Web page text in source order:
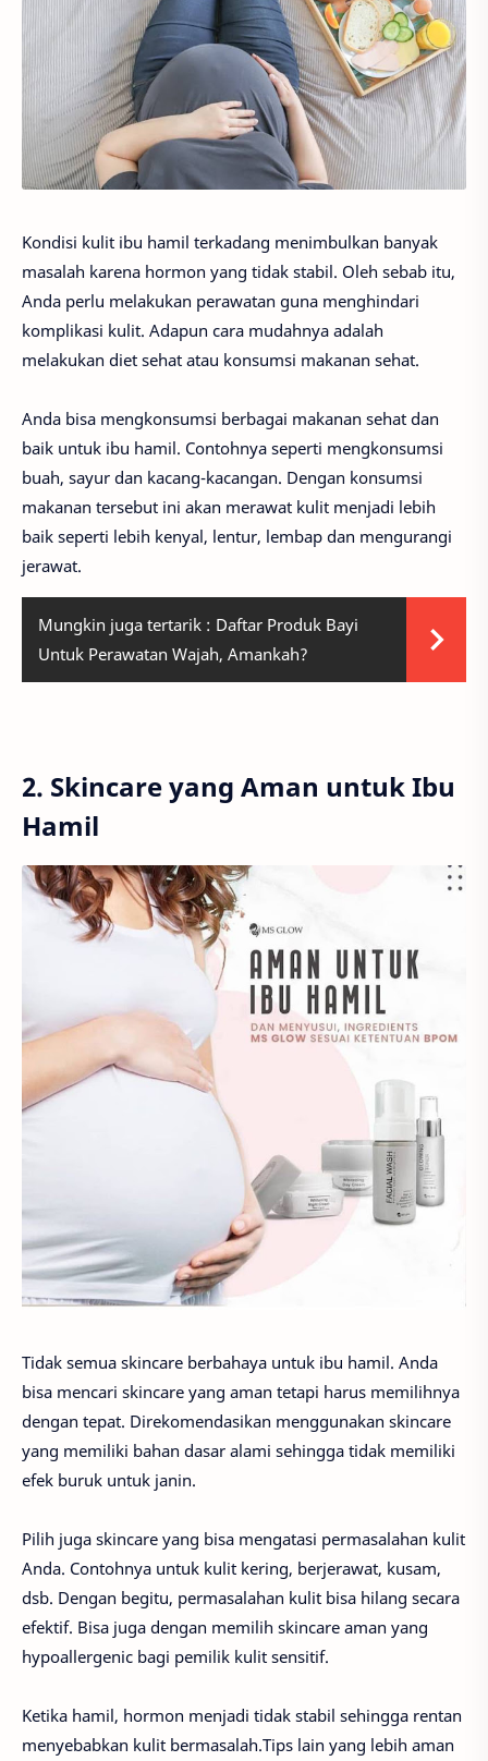
Kondisi kulit ibu hamil terkadang menimbulkan banyak
masalah karena hormon yang tidak stabil. Oleh sebab itu,
Anda perlu melakukan perawatan guna menghindari
komplikasi kulit. Adapun cara mudahnya adalah
melakukan diet sehat atau konsumsi makanan sehat.
Anda bisa mengkonsumsi berbagai makanan sehat dan
baik untuk ibu hamil. Contohnya seperti mengkonsumsi
buah, sayur dan kacang-kacangan. Dengan konsumsi
makanan tersebut ini akan merawat kulit menjadi lebih
baik seperti lebih kenyal, lentur, lembap dan mengurangi
jerawat.
Mungkin juga tertarik : Daftar Produk Bayi
Untuk Perawatan Wajah, Amankah?
2. Skincare yang Aman untuk Ibu
Hamil
Tidak semua skincare berbahaya untuk ibu hamil. Anda
bisa mencari skincare yang aman tetapi harus memilihnya
dengan tepat. Direkomendasikan menggunakan skincare
yang memiliki bahan dasar alami sehingga tidak memiliki
efek buruk untuk janin.
Pilih juga skincare yang bisa mengatasi permasalahan kulit
Anda. Contohnya untuk kulit kering, berjerawat, kusam,
dsb. Dengan begitu, permasalahan kulit bisa hilang secara
efektif. Bisa juga dengan memilih skincare aman yang
hypoallergenic bagi pemilik kulit sensitif.
Ketika hamil, hormon menjadi tidak stabil sehingga rentan
menyebabkan kulit bermasalah.Tips lain yang lebih aman